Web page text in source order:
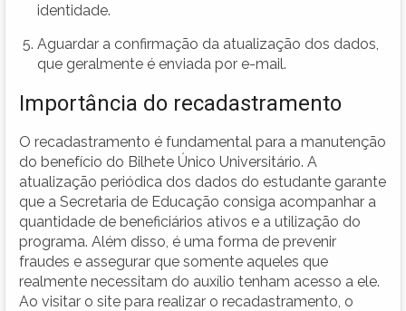
identidade.
Aguardar a confirmação da atualização dos dados,
que geralmente é enviada por e-mail.
Importância do recadastramento
O recadastramento é fundamental para a manutenção
do benefício do Bilhete Único Universitário. A
atualização periódica dos dados do estudante garante
que a Secretaria de Educação consiga acompanhar a
quantidade de beneficiários ativos e a utilização do
programa. Além disso, é uma forma de prevenir
fraudes e assegurar que somente aqueles que
realmente necessitam do auxílio tenham acesso a ele.
Ao visitar o site para realizar o recadastramento, o